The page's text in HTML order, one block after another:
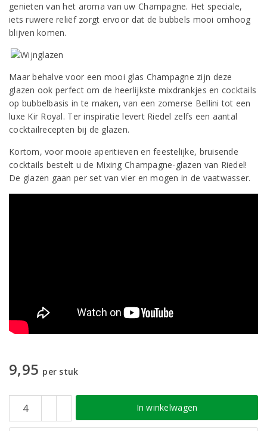
genieten van het aroma van uw Champagne. Het speciale,
iets ruwere reliëf zorgt ervoor dat de bubbels mooi omhoog
blijven komen.
Maar behalve voor een mooi glas Champagne zijn deze
glazen ook perfect om de heerlijkste mixdrankjes en cocktails
op bubbelbasis in te maken, van een zomerse Bellini tot een
luxe Kir Royal. Ter inspiratie levert Riedel zelfs een aantal
cocktailrecepten bij de glazen.
Kortom, voor mooie aperitieven en feestelijke, bruisende
cocktails bestelt u de Mixing Champagne-glazen van Riedel!
De glazen gaan per set van vier en mogen in de vaatwasser.
9,95 per stuk
In winkelwagen